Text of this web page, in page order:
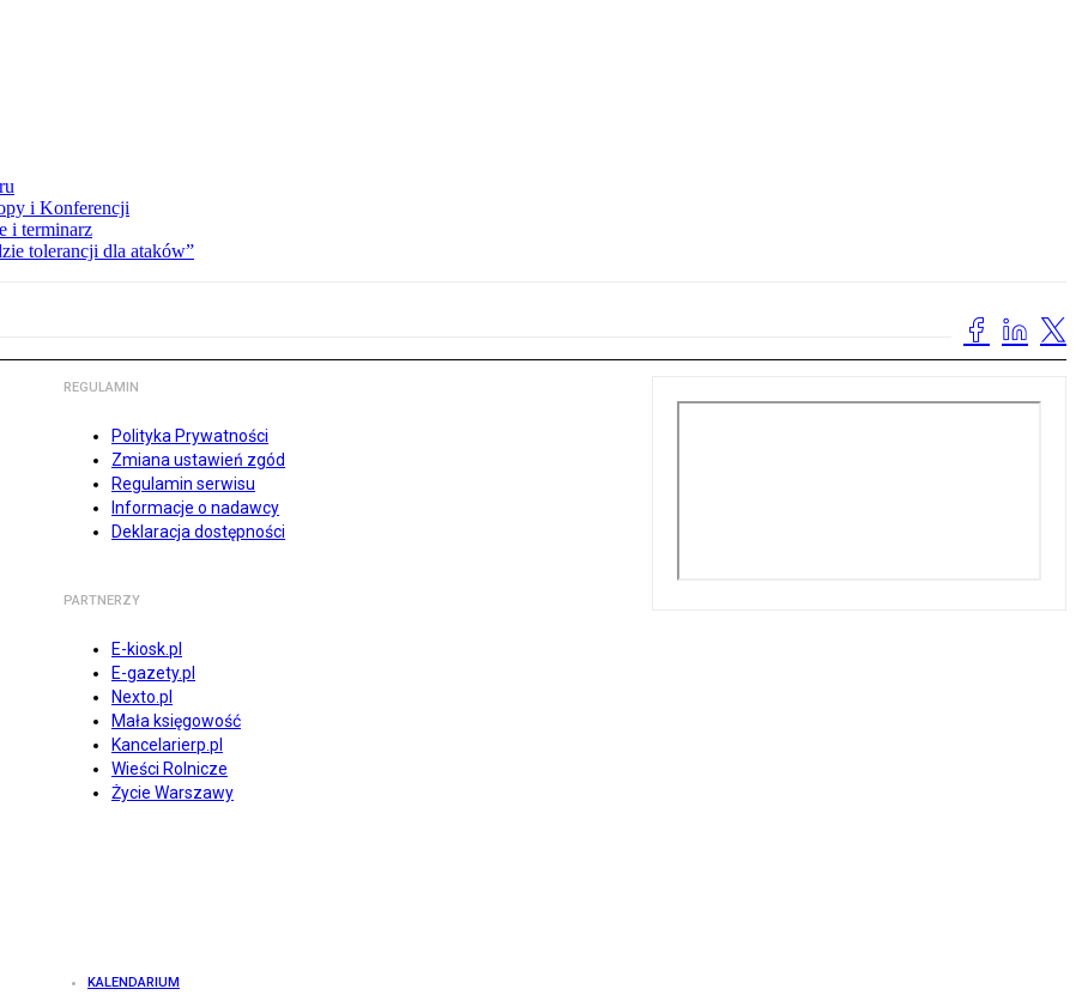
i Konferencji
i terminarz
tolerancji dla ataków”
REGULAMIN
Polityka Prywatności
Zmiana ustawień zgód
Regulamin serwisu
Informacje o nadawcy
Deklaracja dostępności
PARTNERZY
E-kiosk.pl
E-gazety.pl
Nexto.pl
Mała księgowość
Kancelarierp.pl
Wieści Rolnicze
Życie Warszawy
KALENDARIUM